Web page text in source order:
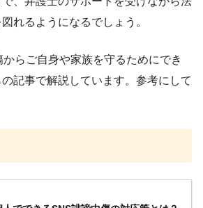
れるようになるでしょう。
らご自身や家族を守るためにでき
記事で解説しています。参考にして